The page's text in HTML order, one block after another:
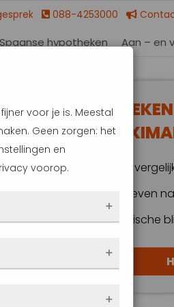
088-4253000
Spaanse hypotheken Aan – en
Wij
Streven
Kritische
voor je is. Meestal
Geen zorgen: het
en
voorop.
dat hij deze
wordt, waar